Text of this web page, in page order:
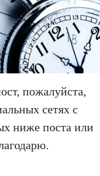
пожалуйста,
сетях с
ниже поста или